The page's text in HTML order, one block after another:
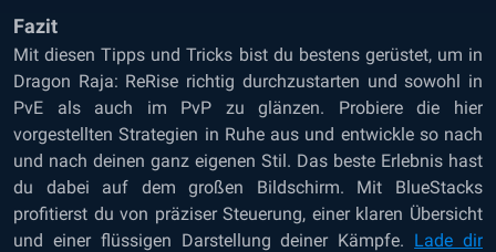
Fazit
Mit diesen Tipps und Tricks bist du bestens gerüstet, um in
Dragon Raja: ReRise richtig durchzustarten und sowohl in
PvE als auch im PvP zu glänzen. Probiere die hier
vorgestellten Strategien in Ruhe aus und entwickle so nach
und nach deinen ganz eigenen Stil. Das beste Erlebnis hast
du dabei auf dem großen Bildschirm. Mit BlueStacks
profitierst du von präziser Steuerung, einer klaren Übersicht
und einer flüssigen Darstellung deiner Kämpfe. Lade dir